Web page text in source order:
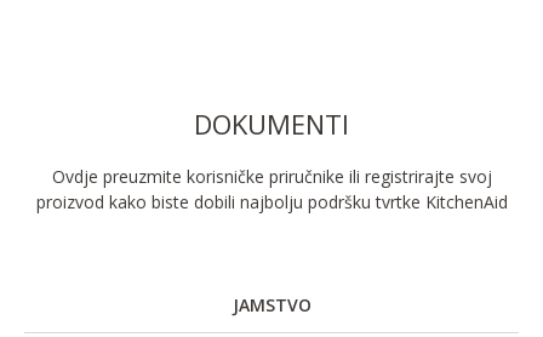
DOKUMENTI
Ovdje preuzmite korisničke priručnike ili registrirajte svoj
proizvod kako biste dobili najbolju podršku tvrtke KitchenAid
JAMSTVO